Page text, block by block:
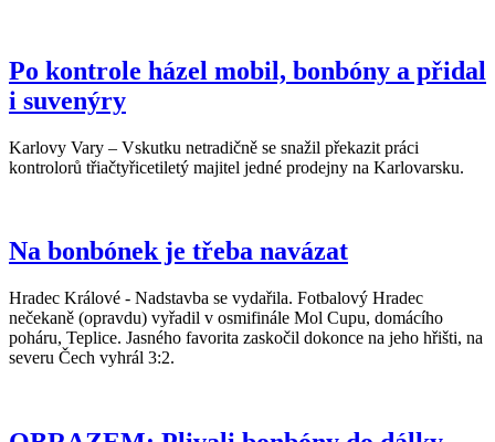
Po kontrole házel mobil, bonbóny a přidal
i suvenýry
Karlovy Vary – Vskutku netradičně se snažil překazit práci
kontrolorů třiačtyřicetiletý majitel jedné prodejny na Karlovarsku.
Na bonbónek je třeba navázat
Hradec Králové - Nadstavba se vydařila. Fotbalový Hradec
nečekaně (opravdu) vyřadil v osmifinále Mol Cupu, domácího
poháru, Teplice. Jasného favorita zaskočil dokonce na jeho hřišti, na
severu Čech vyhrál 3:2.